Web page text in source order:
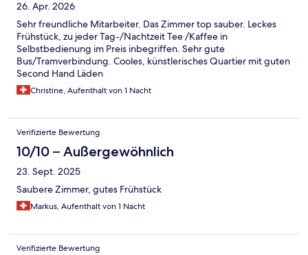
26. Apr. 2026
Sehr freundliche Mitarbeiter. Das Zimmer top sauber. Leckes
Frühstück, zu jeder Tag-/Nachtzeit Tee /Kaffee in
Selbstbedienung im Preis inbegriffen. Sehr gute
Bus/Tramverbindung. Cooles, künstlerisches Quartier mit guten
Second Hand Läden
Christine, Aufenthalt von 1 Nacht
Verifizierte Bewertung
10/10 – Außergewöhnlich
23. Sept. 2025
Saubere Zimmer, gutes Frühstück
Markus, Aufenthalt von 1 Nacht
Verifizierte Bewertung